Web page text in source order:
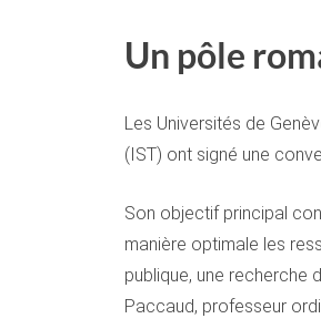
Un pôle
Les Universités de
(IST) ont signé une
Son objectif principal
manière optimale les
publique, une recherche
Paccaud, professeur